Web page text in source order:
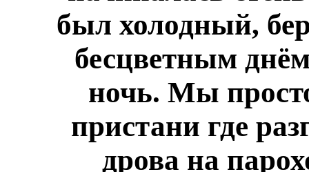
был холодный,
бесцветным
ночь. Мы
пристани где
дрова на